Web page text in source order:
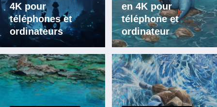
4K pour
téléphones et
ordinateurs
en 4K pour
téléphone et
ordinateur